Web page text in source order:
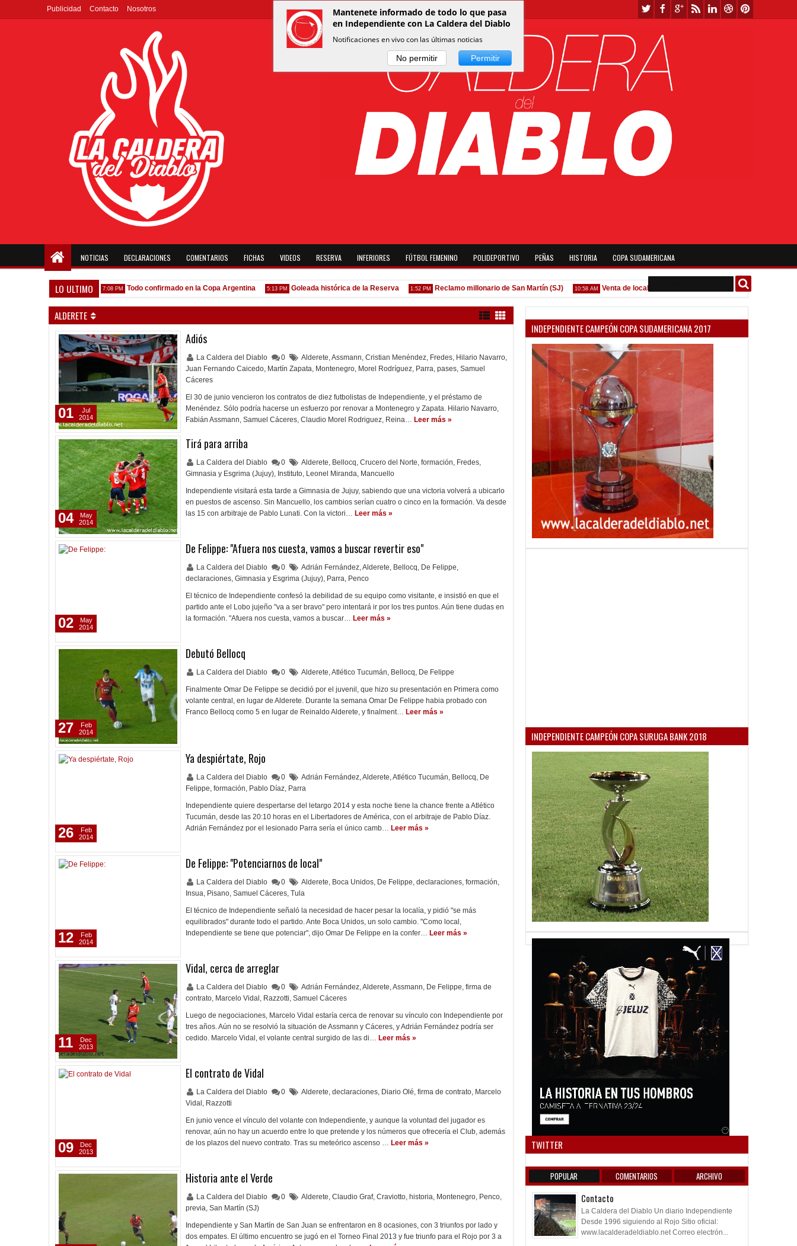
Publicidad Contacto Nosotros
NOTICIAS DECLARACIONES COMENTARIOS FICHAS VIDEOS RESERVA INFERIORES FÚTBOL FEMENINO POLIDEPORTIVO PEÑAS HISTORIA COPA SUDAMERICANA
LO ULTIMO
venga gente nueva" 7:08 PM Todo confirmado en la Copa Argentina 5:13 PM Goleada histórica de la Reserva 1:52 PM Reclamo millonario de San Martín (SJ) 10:58 AM Venta de localidades ante Platense Godoy
ALDERETE
Adiós
La Caldera del Diablo 0 Alderete,Assmann, Cristian Menéndez, Fredes, Hilario Navarro,
Juan Fernando Caicedo, Martín Zapata, Montenegro, Morel Rodríguez, Parra, pases, Samuel
Cáceres
El 30 de junio vencieron los contratos de diez futbolistas de Independiente, y el préstamo de
Menéndez. Sólo podría hacerse un esfuerzo por renovar a Montenegro y Zapata. Hilario Navarro,
Fabián Assmann, Samuel Cáceres, Claudio Morel Rodriguez, Reina… Leer más »
01
Jul
2014
Tirá para arriba
La Caldera del Diablo 0 Alderete, Bellocq, Crucero del Norte, formación, Fredes,
Gimnasia y Esgrima (Jujuy), Instituto, Leonel Miranda, Mancuello
Independiente visitará esta tarde a Gimnasia de Jujuy, sabiendo que una victoria volverá a ubicarlo
en puestos de ascenso. Sin Mancuello, los cambios serían cuatro o cinco en la formación. Va desde
las 15 con arbitraje de Pablo Lunati. Con la victori… Leer más »
04
May
2014
De Felippe: "Afuera nos cuesta, vamos a buscar revertir eso"
La Caldera del Diablo 0 Adrián Fernández,Alderete, Bellocq, De Felippe,
declaraciones, Gimnasia y Esgrima (Jujuy), Parra, Penco
El técnico de Independiente confesó la debilidad de su equipo como visitante, e insistió en que el
partido ante el Lobo jujeño "va a ser bravo" pero intentará ir por los tres puntos. Aún tiene dudas en
la formación. "Afuera nos cuesta, vamos a buscar… Leer más »
02
May
2014
Debutó Bellocq
La Caldera del Diablo 0 Alderete,Atlético Tucumán, Bellocq, De Felippe
Finalmente Omar De Felippe se decidió por el juvenil, que hizo su presentación en Primera como
volante central, en lugar de Alderete. Durante la semana Omar De Felippe habia probado con
Franco Bellocq como 5 en lugar de Reinaldo Alderete, y finalment… Leer más »
27
Feb
2014
Ya despiértate, Rojo
La Caldera del Diablo 0 Adrián Fernández,Alderete,Atlético Tucumán, Bellocq, De
Felippe, formación, Pablo Díaz, Parra
Independiente quiere despertarse del letargo 2014 y esta noche tiene la chance frente a Atlético
Tucumán, desde las 20:10 horas en el Libertadores de América, con el arbitraje de Pablo Díaz.
Adrián Fernández por el lesionado Parra sería el único camb… Leer más »
26
Feb
2014
De Felippe: "Potenciarnos de local"
La Caldera del Diablo 0 Alderete, Boca Unidos, De Felippe, declaraciones, formación,
Insua, Pisano, Samuel Cáceres, Tula
El técnico de Independiente señaló la necesidad de hacer pesar la localía, y pidió "se más
equilibrados" durante todo el partido. Ante Boca Unidos, un solo cambio. "Como local,
Independiente se tiene que potenciar", dijo Omar De Felippe en la confer… Leer más »
12
Feb
2014
Vidal, cerca de arreglar
La Caldera del Diablo 0 Adrián Fernández,Alderete,Assmann, De Felippe, firma de
contrato, Marcelo Vidal , Razzotti, Samuel Cáceres
Luego de negociaciones, Marcelo Vidal estaría cerca de renovar su vínculo con Independiente por
tres años. Aún no se resolvió la situación de Assmann y Cáceres, y Adrián Fernández podría ser
cedido. Marcelo Vidal, el volante central surgido de las di… Leer más »
11
Dec
2013
El contrato de Vidal
La Caldera del Diablo 0 Alderete, declaraciones, Diario Olé, firma de contrato, Marcelo
Vidal , Razzotti
En junio vence el vínculo del volante con Independiente, y aunque la voluntad del jugador es
renovar, aún no hay un acuerdo entre lo que pretende y los números que ofrecería el Club, además
de los plazos del nuevo contrato. Tras su meteórico ascenso … Leer más »
09
Dec
2013
Historia ante el Verde
La Caldera del Diablo 0 Alderete, Claudio Graf, Craviotto, historia, Montenegro, Penco,
previa, San Martín (SJ)
Independiente y San Martín de San Juan se enfrentaron en 8 ocasiones, con 3 triunfos por lado y
dos empates. El último encuentro se jugó en el Torneo Final 2013 y fue triunfo para el Rojo por 3 a
INDEPENDIENTE CAMPEÓN COPA SUDAMERICANA 2017
INDEPENDIENTE CAMPEÓN COPA SURUGA BANK 2018
TWITTER
POPULAR COMENTARIOS ARCHIVO
Contacto
La Caldera del Diablo Un diario Independiente
Desde 1996 siguiendo al Rojo Sitio oficial:
www.lacalderadeldiablo.net Correo electrón...
Mantenete informado de todo lo que pasa
en Independiente con La Caldera del Diablo
Notificaciones en vivo con las últimas noticias
No permitir Permitir